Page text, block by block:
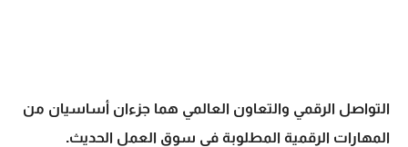
التواصل الرقمي والتعاون العالمي هما جزءان أساسيان من
المهارات الرقمية المطلوبة في سوق العمل الحديث.